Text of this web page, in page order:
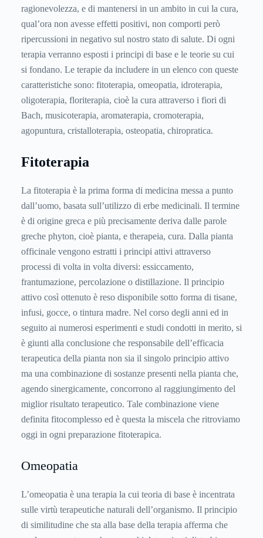
ragionevolezza, e di mantenersi in un ambito in cui la cura,
qual’ora non avesse effetti positivi, non comporti però
ripercussioni in negativo sul nostro stato di salute. Di ogni
terapia verranno esposti i principi di base e le teorie su cui
si fondano. Le terapie da includere in un elenco con queste
caratteristiche sono: fitoterapia, omeopatia, idroterapia,
oligoterapia, floriterapia, cioè la cura attraverso i fiori di
Bach, musicoterapia, aromaterapia, cromoterapia,
agopuntura, cristalloterapia, osteopatia, chiropratica.
Fitoterapia
La fitoterapia è la prima forma di medicina messa a punto
dall’uomo, basata sull’utilizzo di erbe medicinali. Il termine
è di origine greca e più precisamente deriva dalle parole
greche phyton, cioè pianta, e therapeia, cura. Dalla pianta
officinale vengono estratti i principi attivi attraverso
processi di volta in volta diversi: essiccamento,
frantumazione, percolazione o distillazione. Il principio
attivo così ottenuto è reso disponibile sotto forma di tisane,
infusi, gocce, o tintura madre. Nel corso degli anni ed in
seguito ai numerosi esperimenti e studi condotti in merito, si
è giunti alla conclusione che responsabile dell’efficacia
terapeutica della pianta non sia il singolo principio attivo
ma una combinazione di sostanze presenti nella pianta che,
agendo sinergicamente, concorrono al raggiungimento del
miglior risultato terapeutico. Tale combinazione viene
definita fitocomplesso ed è questa la miscela che ritroviamo
oggi in ogni preparazione fitoterapica.
Omeopatia
L’omeopatia è una terapia la cui teoria di base è incentrata
sulle virtù terapeutiche naturali dell’organismo. Il principio
di similitudine che sta alla base della terapia afferma che